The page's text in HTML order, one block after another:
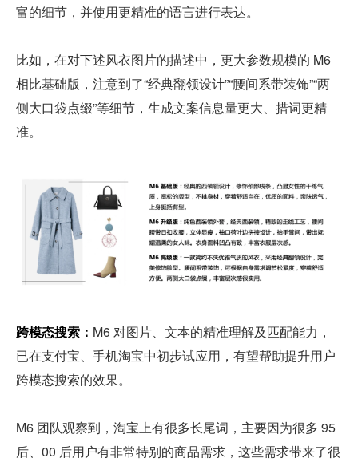
富的细节，并使用更精准的语言进行表达。
比如，在对下述风衣图片的描述中，更大参数规模的 M6
相比基础版，注意到了“经典翻领设计”“腰间系带装饰”“两
侧大口袋点缀”等细节，生成文案信息量更大、措词更精
准。
跨模态搜索： M6 对图片、文本的精准理解及匹配能力，
已在支付宝、手机淘宝中初步试应用，有望帮助提升用户
跨模态搜索的效果。
M6 团队观察到，淘宝上有很多长尾词，主要因为很多 95
后、00 后用户有非常特别的商品需求，这些需求带来了很